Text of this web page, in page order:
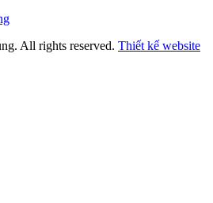
All rights reserved. Thiết kế website